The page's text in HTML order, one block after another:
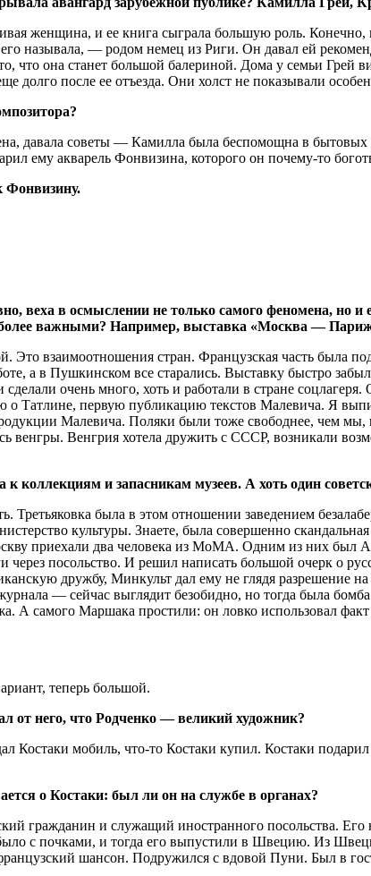
женщина, и ее книга сыграла большую роль.
называла, — родом немец из Риги. Он давал ей
что она станет большой балериной. Дома у семьи
долго после ее отъезда. Они холст не показывали
давала советы — Камилла была беспомощна в
ему акварель Фонвизина, которого он почему-то
Фонвизину.
веха в осмыслении не только самого феномена, но
важными? Например, выставка «Москва —
Это взаимоотношения стран. Французская часть была
а в Пушкинском все старались. Выставку быстро
очень много, хоть и работали в стране
Татлине, первую публикацию текстов Малевича. Я
Малевича. Поляки были тоже свободнее, чем
венгры. Венгрия хотела дружить с СССР, возникали
и запасникам музеев. А хоть один
была в этом отношении заведением
культуры. Знаете, была совершенно
приехали два человека из МоМА. Одним из них был
посольство. И решил написать большой очерк о
дружбу, Минкульт дал ему не глядя разрешение
— сейчас выглядит безобидно, но тогда была
А самого Маршака простили: он ловко использовал
теперь большой.
от него, что Родченко — великий художник?
Костаки мобиль, что-то Костаки купил. Костаки
о Костаки: был ли он на службе в органах?
гражданин и служащий иностранного посольства.
с почками, и тогда его выпустили в Швецию. Из
шансон. Подружился с вдовой Пуни. Был в